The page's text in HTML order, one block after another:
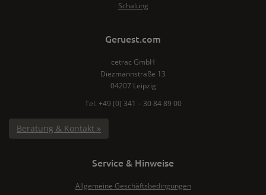
Schalung
Geruest.com
cetrac GmbH
Diezmannstraße 13
04207 Leipzig
Tel. +49 (0) 341 – 30 84 89 00
Beratung & Kontakt »
Service & Hinweise
Allgemeine Geschäftsbedingungen